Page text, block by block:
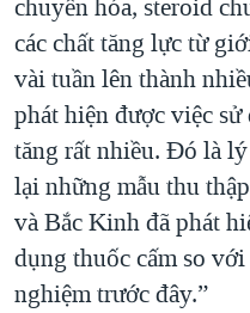
chuyển hóa, steroid
các chất tăng lực từ
vài tuần lên thành
phát hiện được việc
tăng rất nhiều. Đó là
lại những mẫu thu
và Bắc Kinh đã phát
dụng thuốc cấm so
nghiệm trước đây.”